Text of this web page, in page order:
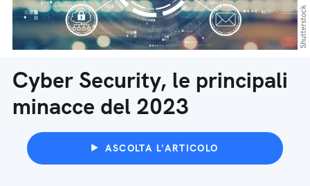
Cyber Security, le principali
minacce del 2023
ASCOLTA L'ARTICOLO
Shutterstock